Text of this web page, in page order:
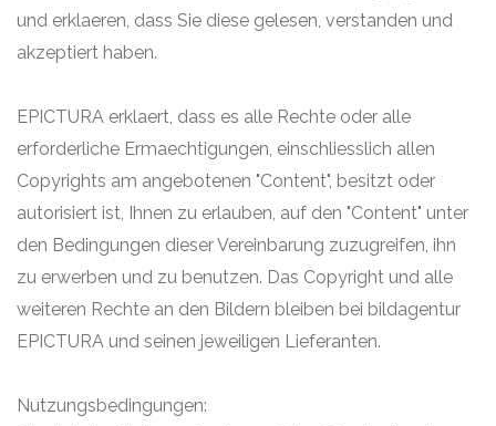
und erklaeren, dass Sie diese gelesen, verstanden und
akzeptiert haben.
EPICTURA erklaert, dass es alle Rechte oder alle
erforderliche Ermaechtigungen, einschliesslich allen
Copyrights am angebotenen "Content", besitzt oder
autorisiert ist, Ihnen zu erlauben, auf den "Content" unter
den Bedingungen dieser Vereinbarung zuzugreifen, ihn
zu erwerben und zu benutzen. Das Copyright und alle
weiteren Rechte an den Bildern bleiben bei bildagentur
EPICTURA und seinen jeweiligen Lieferanten.
Nutzungsbedingungen: